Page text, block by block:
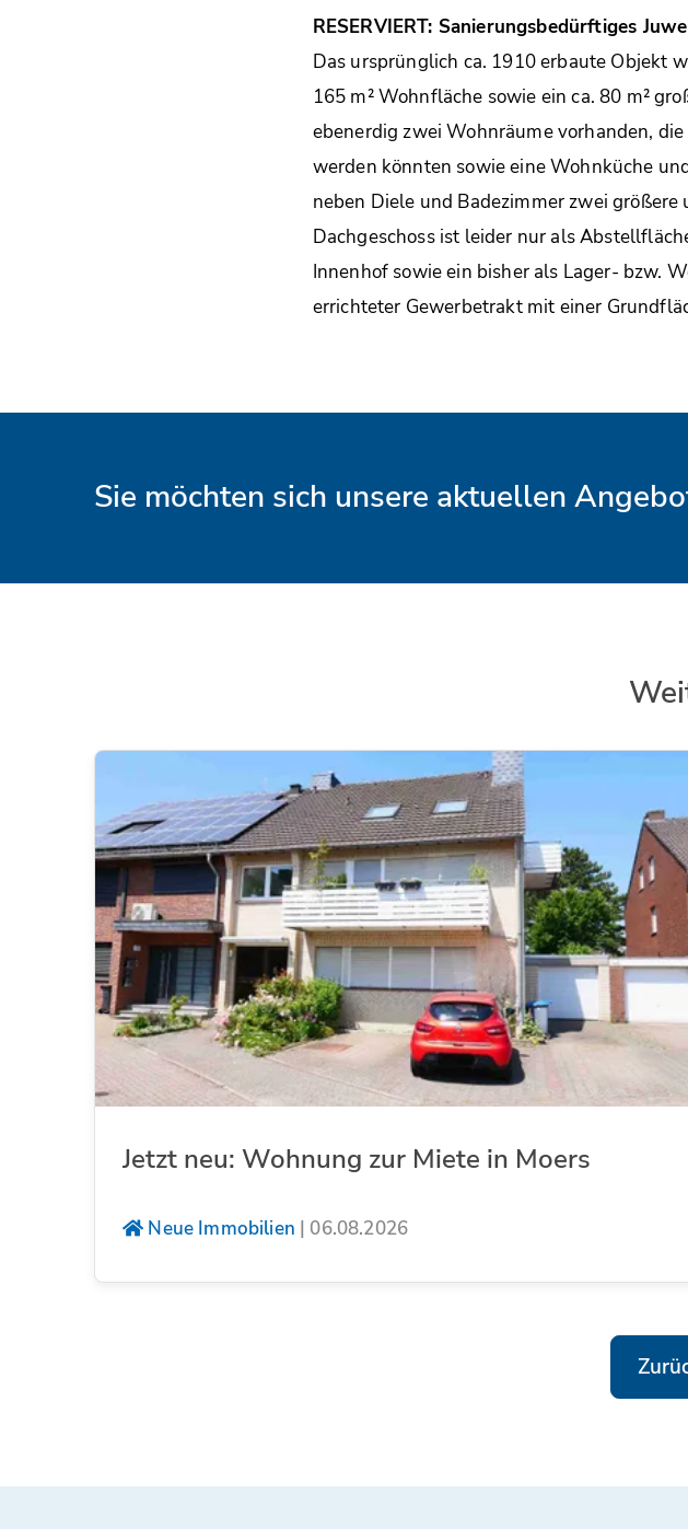
RESERVIERT: Sanierungsbedürftiges
Das ursprünglich ca. 1910 erbaute Objekt
165 m² Wohnfläche sowie ein ca. 80 m²
ebenerdig zwei Wohnräume vorhanden,
werden könnten sowie eine Wohnküche
neben Diele und Badezimmer zwei
Dachgeschoss ist leider nur als
Innenhof sowie ein bisher als Lager- bzw.
errichteter Gewerbetrakt mit einer
Sie möchten sich unsere aktuellen
Jetzt neu: Wohnung zur Miete in Moers
Neue Immobilien | 06.08.2026